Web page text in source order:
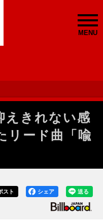
MENU
えきれない感
リード曲「喩
送る
シェア
スト